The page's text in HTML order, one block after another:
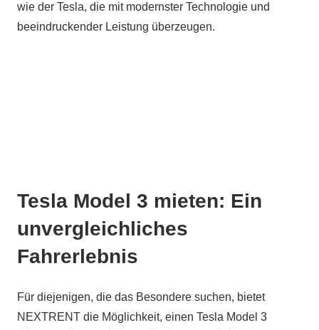
wie der Tesla, die mit modernster Technologie und
beeindruckender Leistung überzeugen.
Tesla Model 3 mieten: Ein
unvergleichliches
Fahrerlebnis
Für diejenigen, die das Besondere suchen, bietet
NEXTRENT die Möglichkeit, einen Tesla Model 3